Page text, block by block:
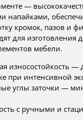
—
напайками,
кромок, пазов и
для изготовления
мебели.
износостойкость —
при интенсивной
углы заточки —
с ручными и